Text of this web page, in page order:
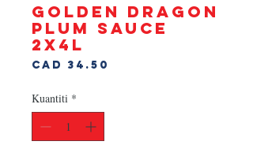
GOLDEN DRAGON
PLUM SAUCE
2X4L
CAD 34.50
Kuantiti *